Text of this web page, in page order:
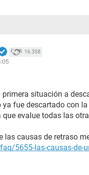
16.358
situación a
fue descartado con
evalue todas las
las causas de retraso
5655-las-causas-de-